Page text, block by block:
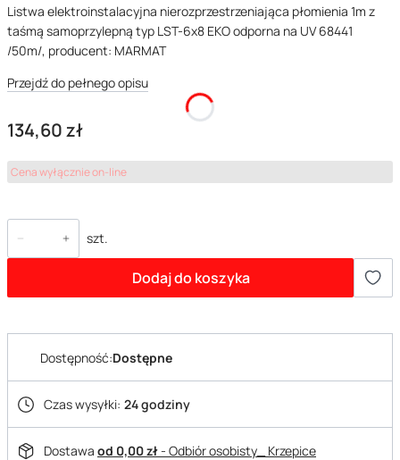
Listwa elektroinstalacyjna nierozprzestrzeniająca płomienia 1m z
taśmą samoprzylepną typ LST-6x8 EKO odporna na UV 68441
/50m/, producent: MARMAT
Przejdź do pełnego opisu
Cena
134,60 zł
Cena wyłącznie on-line
szt.
Dodaj do koszyka
Dostępność:Dostępne
Czas wysyłki: 24 godziny
Dostawa od 0,00 zł- Odbiór osobisty_ Krzepice